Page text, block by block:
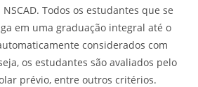
Todos os estudantes que se
em uma graduação integral até o
considerados com
os estudantes são avaliados pelo
prévio, entre outros critérios.